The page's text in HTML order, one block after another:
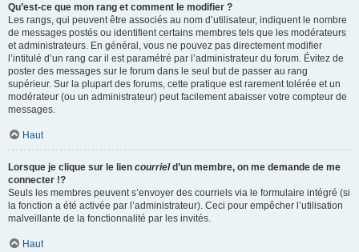
Qu’est-ce que mon rang et comment le modifier ?
Les rangs, qui peuvent être associés au nom d’utilisateur, indiquent le nombre
de messages postés ou identifient certains membres tels que les modérateurs
et administrateurs. En général, vous ne pouvez pas directement modifier
l’intitulé d’un rang car il est paramétré par l’administrateur du forum. Évitez de
poster des messages sur le forum dans le seul but de passer au rang
supérieur. Sur la plupart des forums, cette pratique est rarement tolérée et un
modérateur (ou un administrateur) peut facilement abaisser votre compteur de
messages.
Haut
Lorsque je clique sur le lien courrield’un membre, on me demande de me
connecter !?
Seuls les membres peuvent s’envoyer des courriels via le formulaire intégré (si
la fonction a été activée par l’administrateur). Ceci pour empêcher l’utilisation
malveillante de la fonctionnalité par les invités.
Haut